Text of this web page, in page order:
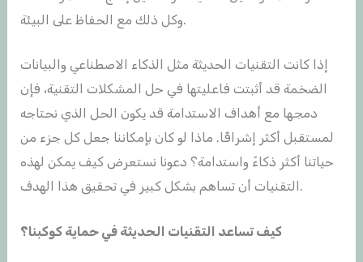
وكل ذلك مع الحفاظ على البيئة.
إذا كانت التقنيات الحديثة مثل الذكاء الاصطناعي والبيانات
الضخمة قد أثبتت فاعليتها في حل المشكلات التقنية، فإن
دمجها مع أهداف الاستدامة قد يكون الحل الذي نحتاجه
لمستقبل أكثر إشراقًا. ماذا لو كان بإمكاننا جعل كل جزء من
حياتنا أكثر ذكاءً واستدامة؟ دعونا نستعرض كيف يمكن لهذه
التقنيات أن تساهم بشكل كبير في تحقيق هذا الهدف.
كيف تساعد التقنيات الحديثة في حماية كوكبنا؟